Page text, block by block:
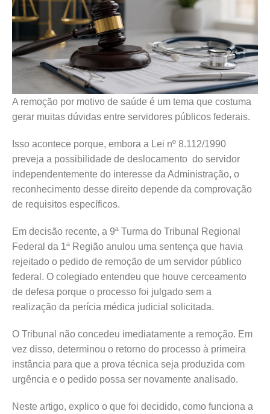
A remoção por motivo de saúde é um tema que costuma
gerar muitas dúvidas entre servidores públicos federais.
Isso acontece porque, embora a Lei nº 8.112/1990
preveja a possibilidade de deslocamento do servidor
independentemente do interesse da Administração, o
reconhecimento desse direito depende da comprovação
de requisitos específicos.
Em decisão recente, a 9ª Turma do Tribunal Regional
Federal da 1ª Região anulou uma sentença que havia
rejeitado o pedido de remoção de um servidor público
federal. O colegiado entendeu que houve cerceamento
de defesa porque o processo foi julgado sem a
realização da perícia médica judicial solicitada.
O Tribunal não concedeu imediatamente a remoção. Em
vez disso, determinou o retorno do processo à primeira
instância para que a prova técnica seja produzida com
urgência e o pedido possa ser novamente analisado.
Neste artigo, explico o que foi decidido, como funciona a